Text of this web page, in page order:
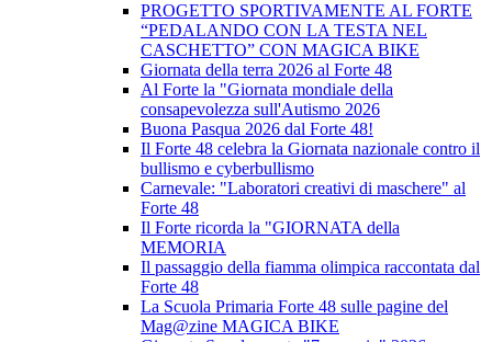
PROGETTO SPORTIVAMENTE AL FORTE
“PEDALANDO CON LA TESTA NEL
CASCHETTO” CON MAGICA BIKE
Giornata della terra 2026 al Forte 48
Al Forte la "Giornata mondiale della
consapevolezza sull'Autismo 2026
Buona Pasqua 2026 dal Forte 48!
Il Forte 48 celebra la Giornata nazionale contro il
bullismo e cyberbullismo
Carnevale: "Laboratori creativi di maschere" al
Forte 48
Il Forte ricorda la "GIORNATA della
MEMORIA
Il passaggio della fiamma olimpica raccontata dal
Forte 48
La Scuola Primaria Forte 48 sulle pagine del
Mag@zine MAGICA BIKE